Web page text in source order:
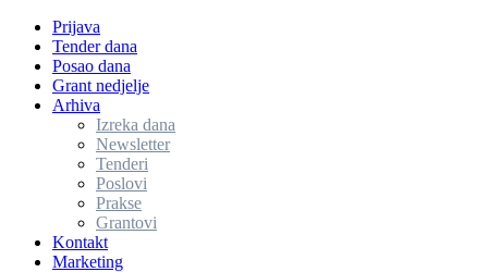
Prijava
Tender dana
Posao dana
Grant nedjelje
Arhiva
Izreka dana
Newsletter
Tenderi
Poslovi
Prakse
Grantovi
Kontakt
Marketing